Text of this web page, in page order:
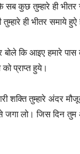
कुछ तुम्हारे ही भीतर
ही भीतर समाये
कि आइए हमारे पास
प्राप्त हुये।
तुम्हारे अंदर
लो। जिस दिन